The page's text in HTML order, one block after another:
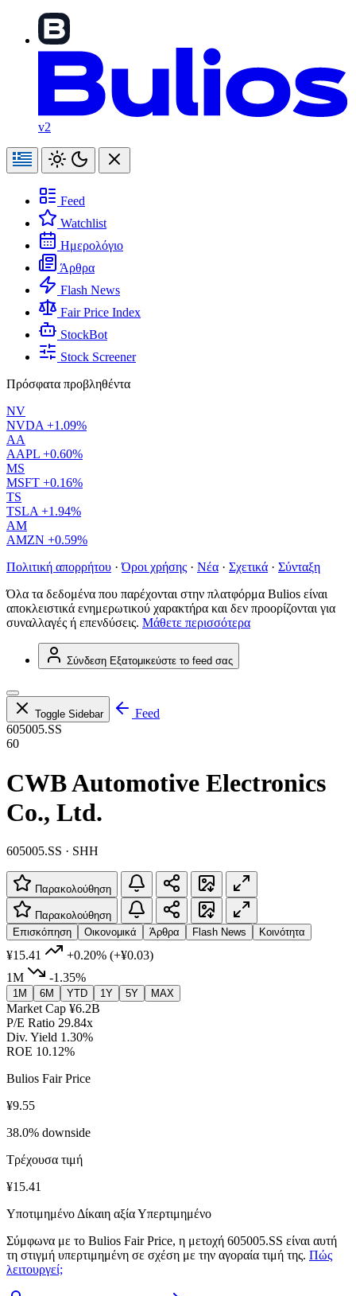
v2
Feed
Watchlist
Ημερολόγιο
Άρθρα
Flash News
Fair Price Index
StockBot
Stock Screener
Πρόσφατα προβληθέντα
NV
NVDA +1.09%
AA
AAPL +0.60%
MS
MSFT +0.16%
TS
TSLA +1.94%
AM
AMZN +0.59%
Πολιτική απορρήτου · Όροι χρήσης · Νέα · Σχετικά · Σύνταξη
Όλα τα δεδομένα που παρέχονται στην πλατφόρμα Bulios είναι
αποκλειστικά ενημερωτικού χαρακτήρα και δεν προορίζονται για
συναλλαγές ή επενδύσεις. Μάθετε περισσότερα
Σύνδεση Εξατομικεύστε το feed σας
Toggle Sidebar
Feed
605005.SS
60
CWB Automotive Electronics
Co., Ltd.
605005.SS · SHH
Παρακολούθηση
Παρακολούθηση
Επισκόπηση
Οικονομικά Άρθρα Flash News Κοινότητα
¥15.41 +0.20% (+¥0.03)
1M
-1.35%
1M 6M YTD 1Y 5Y MAX
Market Cap ¥6.2B
P/E Ratio 29.84x
Div. Yield 1.30%
ROE 10.12%
Bulios Fair Price
¥9.55
38.0% downside
Τρέχουσα τιμή
¥15.41
Υποτιμημένο Δίκαιη αξίαΥπερτιμημένο
Σύμφωνα με το Bulios Fair Price, η μετοχή 605005.SS είναι αυτή
τη στιγμή υπερτιμημένη σε σχέση με την αγοραία τιμή της. Πώς
λειτουργεί;